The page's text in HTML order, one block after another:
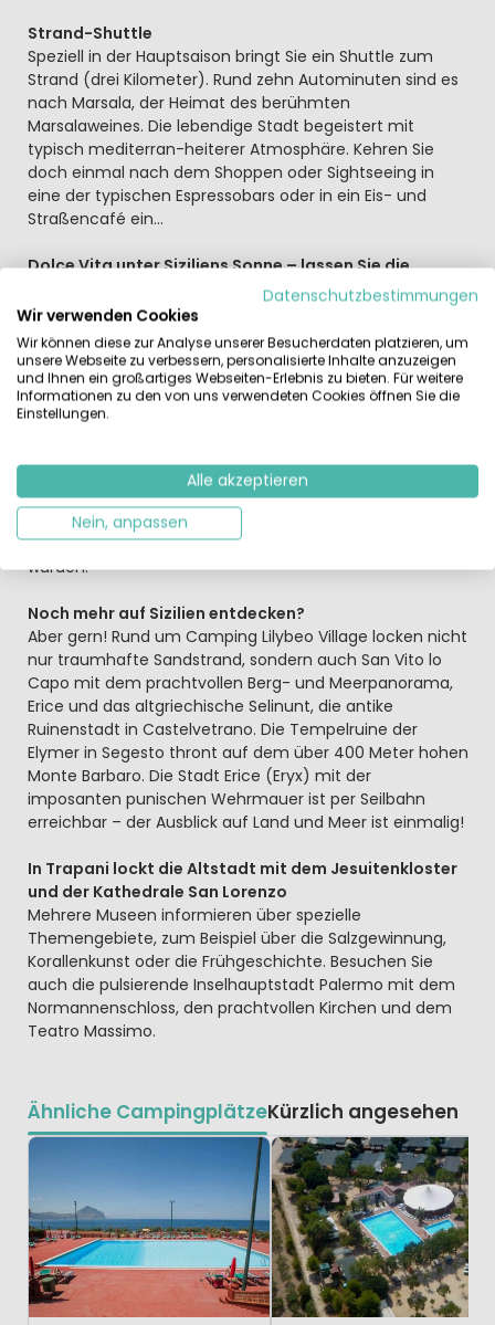
Strand-Shuttle
Speziell in der Hauptsaison bringt Sie ein Shuttle zum
Strand (drei Kilometer). Rund zehn Autominuten sind es
nach Marsala, der Heimat des berühmten
Marsalaweines. Die lebendige Stadt begeistert mit
typisch mediterran-heiterer Atmosphäre. Kehren Sie
doch einmal nach dem Shoppen oder Sightseeing in
eine der typischen Espressobars oder in ein Eis- und
Straßencafé ein…
Dolce Vita unter Siziliens Sonne – lassen Sie die
Die intensiven Weine der Gegend können Sie vielerorts
probieren oder erwerben, in kleinen Geschäften oder
direkt vom Winzer. Vom Hafen Marsala Porta Garibaldi
sind es etwa eine halbe Stunde zur Insel Favignana, dem
größten und am stärksten besiedelten Eiland der Isole
Egadi, den Ägadischen Inseln. Am Hafen können Sie ein
Nichts für Tierfreunde: Im Mai findet hier der
massenhafte Thunfisch-Fang “la mattanza” statt. Auf
der Insel Levanza befindet sich die Höhle di Genovese, in
der rund zehntausend Jahre Ritzzeichnungen entdeckt
wurden.
Noch mehr auf Sizilien entdecken?
Aber gern! Rund um Camping Lilybeo Village locken nicht
nur traumhafte Sandstrand, sondern auch San Vito lo
Capo mit dem prachtvollen Berg- und Meerpanorama,
Erice und das altgriechische Selinunt, die antike
Ruinenstadt in Castelvetrano. Die Tempelruine der
Elymer in Segesto thront auf dem über 400 Meter hohen
Monte Barbaro. Die Stadt Erice (Eryx) mit der
imposanten punischen Wehrmauer ist per Seilbahn
erreichbar – der Ausblick auf Land und Meer ist einmalig!
In Trapani lockt die Altstadt mit dem Jesuitenkloster
und der Kathedrale San Lorenzo
Mehrere Museen informieren über spezielle
Themengebiete, zum Beispiel über die Salzgewinnung,
Korallenkunst oder die Frühgeschichte. Besuchen Sie
auch die pulsierende Inselhauptstadt Palermo mit dem
Normannenschloss, den prachtvollen Kirchen und dem
Teatro Massimo.
Ähnliche CampingplätzeKürzlich angesehen
Datenschutzbestimmungen
Wir verwenden Cookies
Wir können diese zur Analyse unserer Besucherdaten platzieren, um
unsere Webseite zu verbessern, personalisierte Inhalte anzuzeigen
und Ihnen ein großartiges Webseiten-Erlebnis zu bieten. Für weitere
Informationen zu den von uns verwendeten Cookies öffnen Sie die
Einstellungen.
Alle akzeptieren
Nein, anpassen